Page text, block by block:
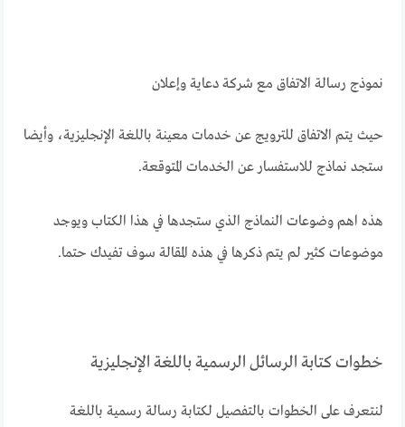
نموذج رسالة الاتفاق مع شركة دعاية وإعلان
حيث يتم الاتفاق للترويج عن خدمات معينة باللغة الإنجليزية، وأيضا
ستجد نماذج للاستفسار عن الخدمات المتوقعة.
هذه اهم وضوعات النماذج الذي ستجدها في هذا الكتاب ويوجد
موضوعات كثير لم يتم ذكرها في هذه المقالة سوف تفيدك حتما.
خطوات كتابة الرسائل الرسمية باللغة الإنجليزية
لنتعرف على الخطوات بالتفصيل لكتابة رسالة رسمية باللغة